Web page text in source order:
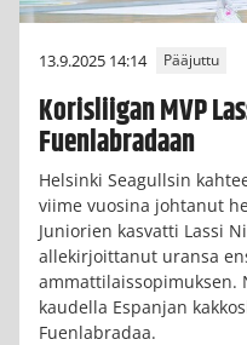
13.9.2025 14:14 Pääjuttu
Korisliigan MVP
Fuenlabradaan
Helsinki Seagullsin
viime vuosina johtanut
Juniorien kasvatti Lassi
allekirjoittanut uransa
ammattilaissopimuksen.
kaudella Espanjan
Fuenlabradaa.